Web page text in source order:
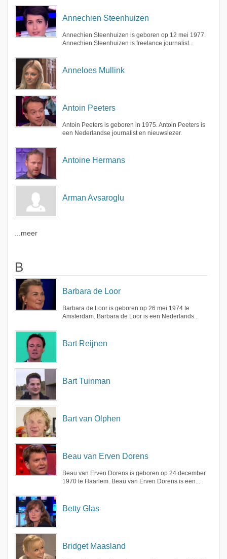
Annechien Steenhuizen
Annechien Steenhuizen is geboren op 12 mei 1977.
Annechien Steenhuizen is freelance journalist...
Anneloes Mullink
Antoin Peeters
Antoin Peeters is geboren in 1975. Antoin Peeters is
een Nederlandse journalist en nieuwslezer.
Antoine Hermans
Arman Avsaroglu
...meer
B
Barbara de Loor
Barbara de Loor is geboren op 26 mei 1974 te
Amsterdam. Barbara de Loor is een Nederlands...
Bart Reijnen
Bart Tuinman
Bart van Olphen
Beau van Erven Dorens
Beau van Erven Dorens is geboren op 24 december
1970 te Haarlem. Beau van Erven Dorens is een...
Betty Glas
Bridget Maasland